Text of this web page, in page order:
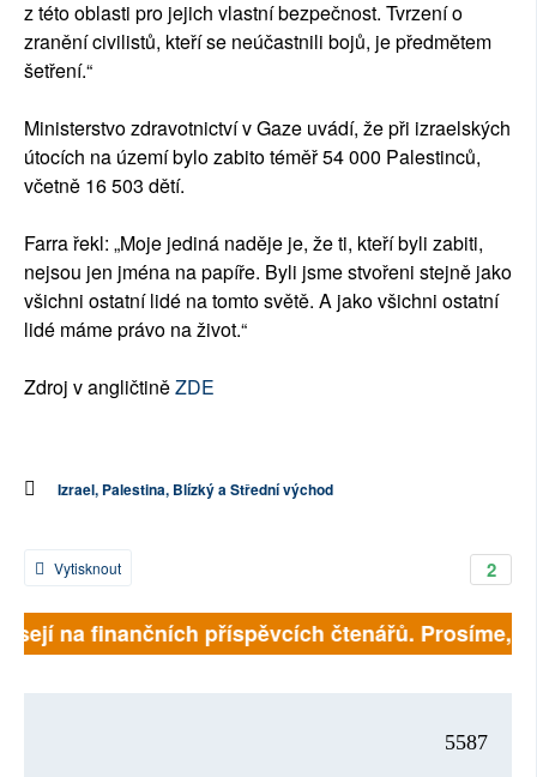
z této oblasti pro jejich vlastní bezpečnost. Tvrzení o
zranění civilistů, kteří se neúčastnili bojů, je předmětem
šetření.“
Ministerstvo zdravotnictví v Gaze uvádí, že při izraelských
útocích na území bylo zabito téměř 54 000 Palestinců,
včetně 16 503 dětí.
Farra řekl: „Moje jediná naděje je, že ti, kteří byli zabiti,
nejsou jen jména na papíře. Byli jsme stvořeni stejně jako
všichni ostatní lidé na tomto světě. A jako všichni ostatní
lidé máme právo na život.“
Zdroj v angličtiněZDE
Izrael, Palestina, Blízký a Střední východ
2
Vytisknout
na finančních příspěvcích čtenářů. Prosíme,
5587